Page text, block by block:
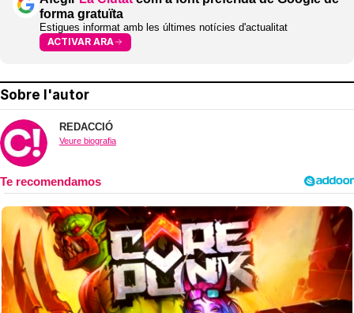
forma gratuïta
Estigues informat amb les últimes notícies d'actualitat
ACTIVAR ARA
Sobre l'autor
REDACCIÓ
Veure biografia